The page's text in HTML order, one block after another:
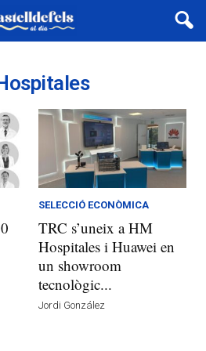
SELECCIÓ ECONÒMICA
TRC s’uneix a HM
Hospitales i Huawei en
un showroom
tecnològic...
Jordi González